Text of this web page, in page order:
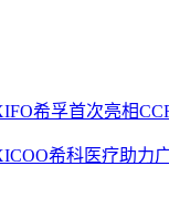
希孚首次亮相
希科医疗助力